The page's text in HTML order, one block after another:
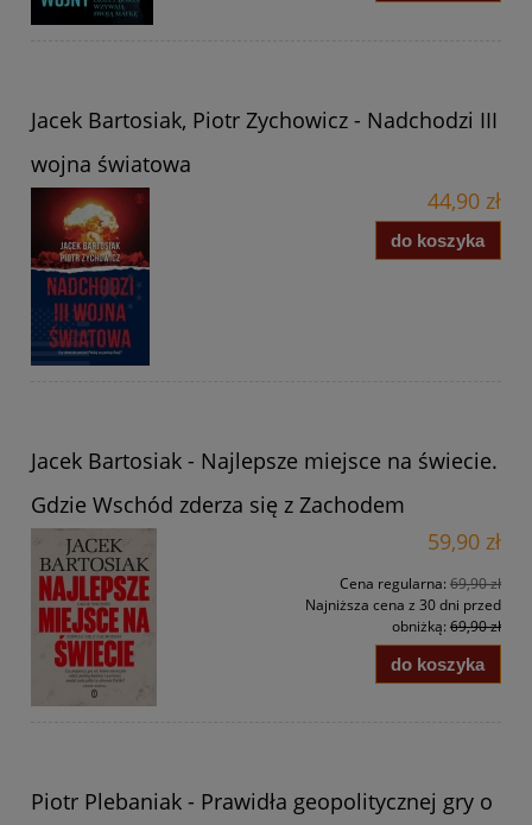
Jacek Bartosiak, Piotr Zychowicz - Nadchodzi III
wojna światowa
44,90 zł
do koszyka
Jacek Bartosiak - Najlepsze miejsce na świecie.
Gdzie Wschód zderza się z Zachodem
59,90 zł
Cena regularna: 69,90 zł
Najniższa cena z 30 dni przed
obniżką: 69,90 zł
do koszyka
Piotr Plebaniak - Prawidła geopolitycznej gry o